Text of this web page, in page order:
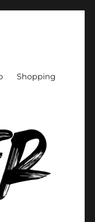
Shopping